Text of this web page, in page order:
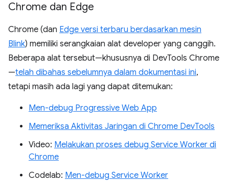
Chrome dan Edge
Chrome (dan Edge versi terbaru berdasarkan mesin
Blink) memiliki serangkaian alat developer yang canggih.
Beberapa alat tersebut—khususnya di DevTools Chrome
—telah dibahas sebelumnya dalam dokumentasi ini,
tetapi masih ada lagi yang dapat ditemukan:
Men-debug Progressive Web App
Memeriksa Aktivitas Jaringan di Chrome DevTools
Video: Melakukan proses debug Service Worker di
Chrome
Codelab: Men-debug Service Worker